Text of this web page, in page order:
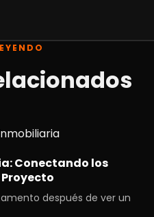
Conectando los
después de ver un